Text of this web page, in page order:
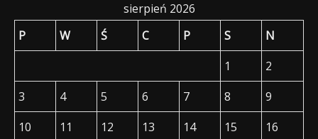
sierpień 2026
P
W Ś C P S
N
1
2
3
4 5 6 7 8
9
10
11 12 13 14 15
16